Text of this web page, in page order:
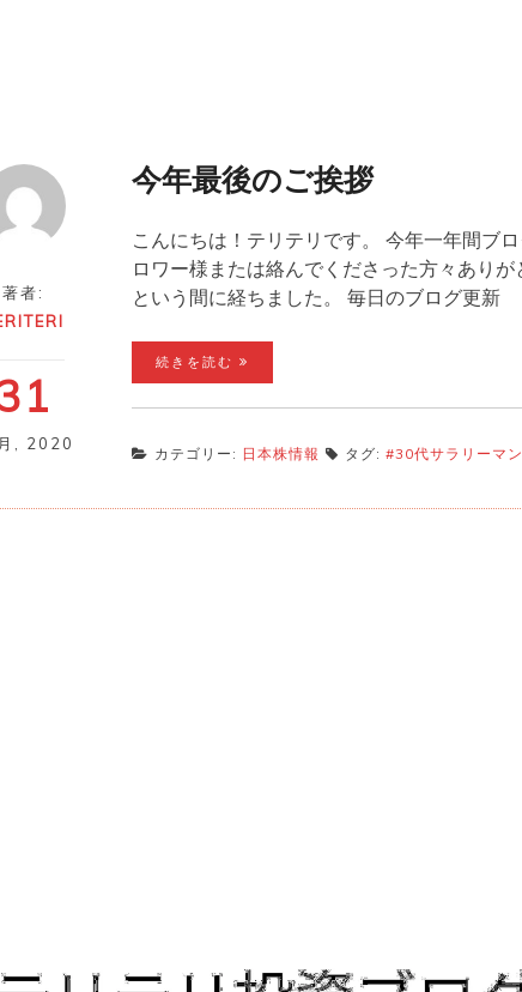
著者:
2020
今年最後のご挨拶
こんにちは！テリテリです。 今年一年間ブ
ロワー様または絡んでくださった方々あり
という間に経ちました。 毎日のブログ更新
続きを読む
カテゴリー: 日本株情報 タグ: #30代サラリーマ